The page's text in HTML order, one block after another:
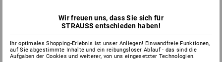
Wir freuen uns, dass Sie sich für
STRAUSS entschieden haben!
Ihr optimales Shopping-Erlebnis ist unser Anliegen! Einwandfreie Funktionen,
auf Sie abgestimmte Inhalte und ein reibungsloser Ablauf - das sind die
Aufgaben der Cookies und weiterer, von uns eingesetzter Technologien.